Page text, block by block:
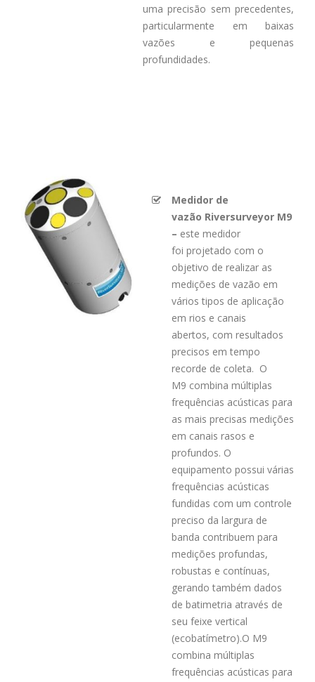
uma precisão sem precedentes,
particularmente em baixas
vazões e pequenas
profundidades.
Medidor de
vazão Riversurveyor M9
– este medidor
foi projetado com o
objetivo de realizar as
medições de vazão em
vários tipos de aplicação
em rios e canais
abertos, com resultados
precisos em tempo
recorde de coleta. O
M9 combina múltiplas
frequências acústicas para
as mais precisas medições
em canais rasos e
profundos. O
equipamento possui várias
frequências acústicas
fundidas com um controle
preciso da largura de
banda contribuem para
medições profundas,
robustas e contínuas,
gerando também dados
de batimetria através de
seu feixe vertical
(ecobatímetro).O M9
combina múltiplas
frequências acústicas para